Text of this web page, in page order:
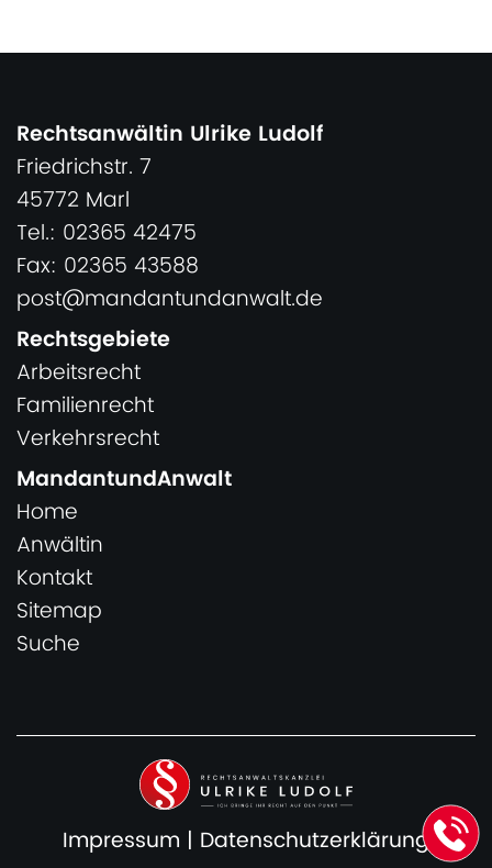
Rechtsanwältin Ulrike Ludolf
Friedrichstr. 7
45772 Marl
Tel.: 02365 42475
Fax: 02365 43588
post@mandantundanwalt.de
Rechtsgebiete
Arbeitsrecht
Familienrecht
Verkehrsrecht
MandantundAnwalt
Home
Anwältin
Kontakt
Sitemap
Suche
Impressum | Datenschutzerklärung